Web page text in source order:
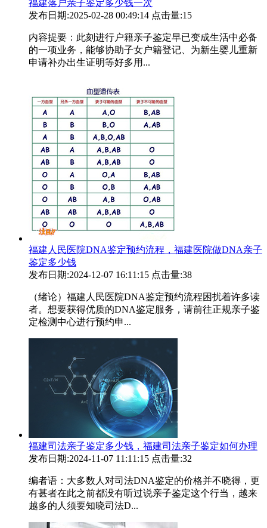
福建落户亲子鉴定多少钱一次
发布日期:2025-02-28 00:49:14 点击量:15
内容提要：此刻进行户籍亲子鉴定早已变成生活中必备
的一项业务，能够协助子女户籍登记、为新生婴儿重新
申请补办出生证明等好多用...
福建人民医院DNA鉴定预约流程，福建医院做DNA亲子
鉴定多少钱
发布日期:2024-12-07 16:11:15 点击量:38
（绪论）福建人民医院DNA鉴定预约流程困扰着许多读
者。想要获得优质的DNA鉴定服务，请前往正规亲子鉴
定检测中心进行预约申...
福建司法亲子鉴定多少钱，福建司法亲子鉴定如何办理
发布日期:2024-11-07 11:11:15 点击量:32
编者语：大多数人对司法DNA鉴定的价格并不晓得，更
有甚者在此之前都没有听过说亲子鉴定这个行当，越来
越多的人须要知晓司法D...